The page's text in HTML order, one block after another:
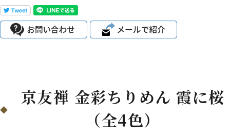
京友禅 金彩ちりめん 霞に桜
（全4色）